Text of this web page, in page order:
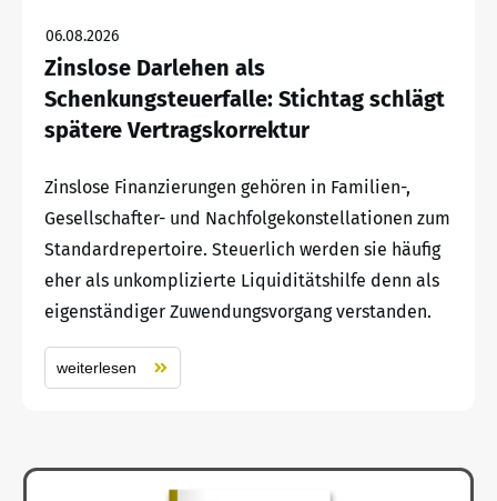
06.08.2026
Zinslose Darlehen als
Schenkungsteuerfalle: Stichtag schlägt
spätere Vertragskorrektur
Zinslose Finanzierungen gehören in Familien-,
Gesellschafter- und Nachfolgekonstellationen zum
Standardrepertoire. Steuerlich werden sie häufig
eher als unkomplizierte Liquiditätshilfe denn als
eigenständiger Zuwendungsvorgang verstanden.
weiterlesen